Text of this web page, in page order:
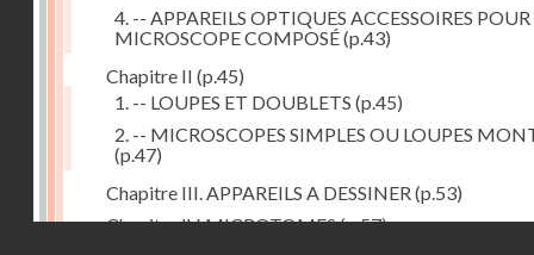
4. -- APPAREILS OPTIQUES ACCESSOIRES POUR
MICROSCOPE COMPOSÉ(p.43)
Chapitre II (p.45)
1. -- LOUPES ET DOUBLETS (p.45)
2. -- MICROSCOPES SIMPLES OU LOUPES
(p.47)
Chapitre III. APPAREILS A DESSINER (p.53)
Chapitre IV. MICROTOMES(p.57)